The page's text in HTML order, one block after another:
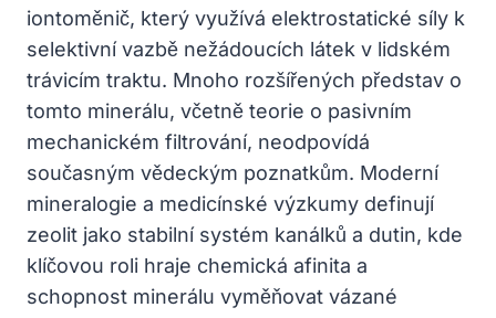
iontoměnič, který využívá elektrostatické síly k
selektivní vazbě nežádoucích látek v lidském
trávicím traktu. Mnoho rozšířených představ o
tomto minerálu, včetně teorie o pasivním
mechanickém filtrování, neodpovídá
současným vědeckým poznatkům. Moderní
mineralogie a medicínské výzkumy definují
zeolit jako stabilní systém kanálků a dutin, kde
klíčovou roli hraje chemická afinita a
schopnost minerálu vyměňovat vázané